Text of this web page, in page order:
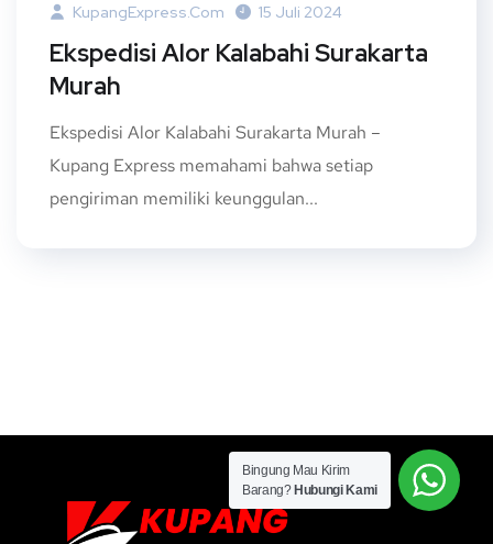
KupangExpress.com 15 Juli 2024
Ekspedisi Alor Kalabahi Surakarta
Murah
Ekspedisi Alor Kalabahi Surakarta Murah –
Kupang Express memahami bahwa setiap
pengiriman memiliki keunggulan...
Bingung Mau Kirim
Barang? Hubungi Kami